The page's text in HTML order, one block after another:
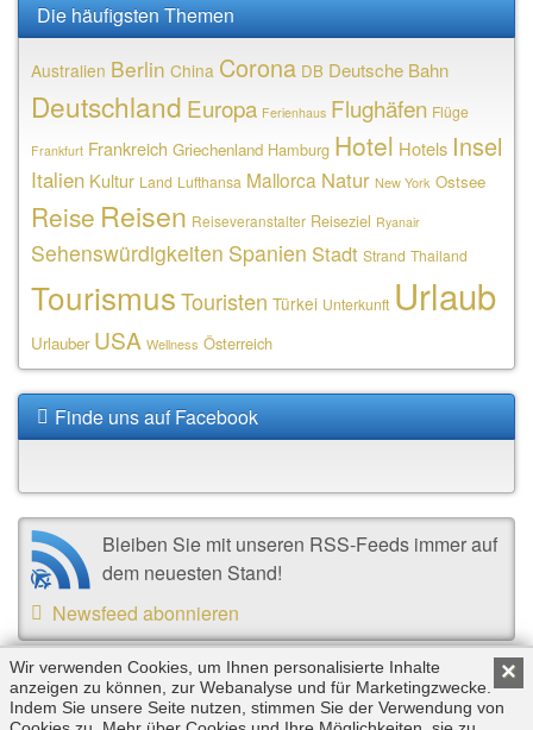
Die häufigsten Themen
Australien Berlin China Corona DB Deutsche Bahn
Deutschland Europa Ferienhaus Flughäfen Flüge
Frankfurt Frankreich Griechenland Hamburg Hotel Hotels Insel
Italien Kultur Land Lufthansa Mallorca Natur New York Ostsee
Reise Reisen Reiseveranstalter Reiseziel Ryanair
Sehenswürdigkeiten Spanien Stadt Strand Thailand
TourismusTouristen Türkei Unterkunft Urlaub
Urlauber USA Wellness Österreich
Finde uns auf Facebook
Bleiben Sie mit unseren RSS-Feeds immer auf
dem neuesten Stand!
Newsfeed abonnieren
Copyright © 2026 by Triplemind GmbH. Alle Rechte
vorbehalten. |Impressum|Datenschutz
×
Wir verwenden Cookies, um Ihnen personalisierte Inhalte
anzeigen zu können, zur Webanalyse und für Marketingzwecke.
Indem Sie unsere Seite nutzen, stimmen Sie der Verwendung von